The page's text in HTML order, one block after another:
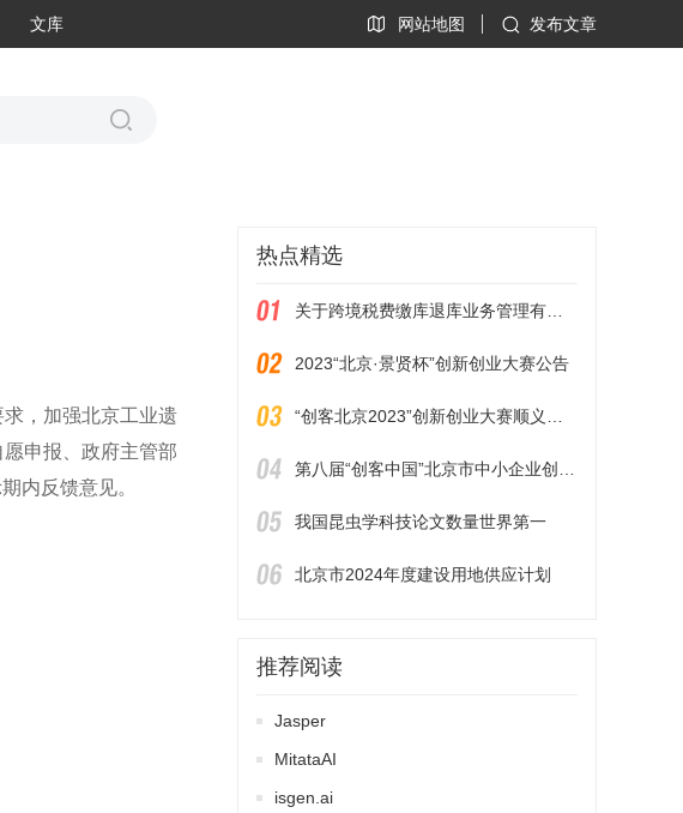
文库 网站地图 发布文章
，加强北京工业遗
申报、政府主管部
内反馈意见。
热点精选
2023“北京·景贤杯”创新创业大赛公告
我国昆虫学科技论文数量世界第一
北京市2024年度建设用地供应计划
推荐阅读
Jasper
MitataAI
isgen.ai